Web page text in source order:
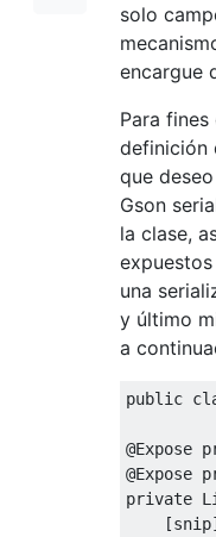
solo
encargue
Para
definición
que
Gson
la clase,
una
y último
a
public
@Expose
@Expose
private
[snip